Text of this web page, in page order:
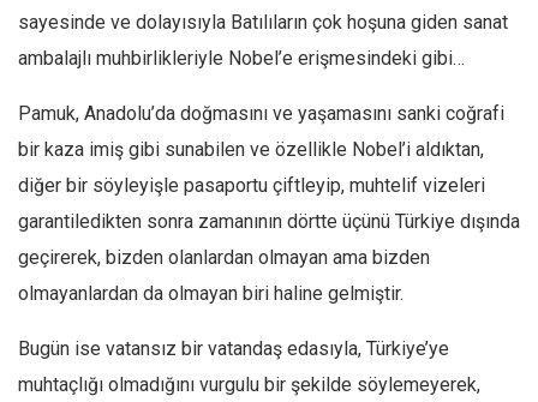
sayesinde ve dolayısıyla Batılıların çok hoşuna giden sanat
ambalajlı muhbirlikleriyle Nobel’e erişmesindeki gibi…
Pamuk, Anadolu’da doğmasını ve yaşamasını sanki coğrafi
bir kaza imiş gibi sunabilen ve özellikle Nobel’i aldıktan,
diğer bir söyleyişle pasaportu çiftleyip, muhtelif vizeleri
garantiledikten sonra zamanının dörtte üçünü Türkiye dışında
geçirerek, bizden olanlardan olmayan ama bizden
olmayanlardan da olmayan biri haline gelmiştir.
Bugün ise vatansız bir vatandaş edasıyla, Türkiye’ye
muhtaçlığı olmadığını vurgulu bir şekilde söylemeyerek,